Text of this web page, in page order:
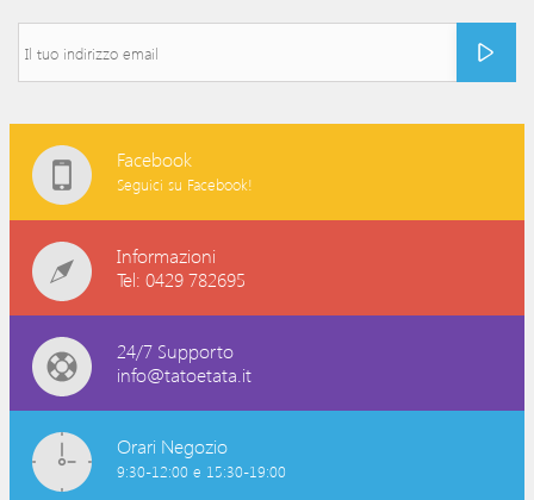
Facebook
Seguici su Facebook!
Informazioni
Tel: 0429 782695
24/7 Supporto
info@tatoetata.it
Orari Negozio
9:30-12:00 e 15:30-19:00